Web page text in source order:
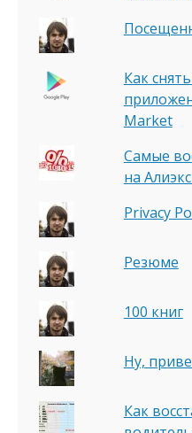
Как
Market
Самые
на
Privacy
Резюме
100 книг
Ну,
Как